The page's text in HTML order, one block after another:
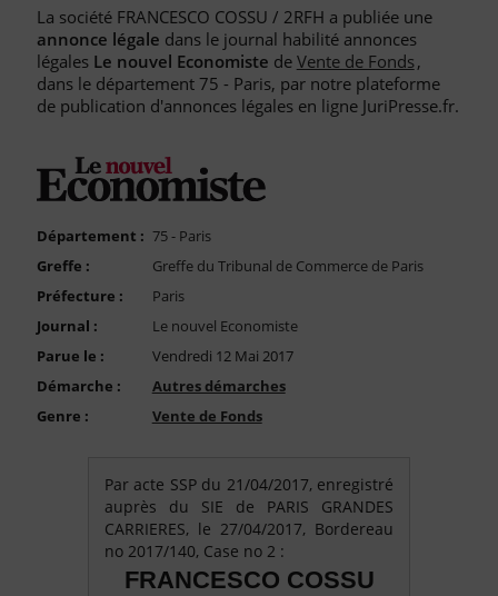
Départements pour la Publication d'Annonces Légales
Liste des Greffes
Liste des CCI
FAQ
Nous Contacter
Compte PRO
La société FRANCESCO COSSU / 2RFH a publiée une
annonce légale dans le journal habilité annonces
légales Le nouvel Economiste deVente de Fonds,
dans le département 75 - Paris, par notre plateforme
de publication d'annonces légales en ligne JuriPresse.fr.
Département : 75 - Paris
Greffe :
Greffe du Tribunal de Commerce de Paris
Préfecture :
Paris
Journal :
Le nouvel Economiste
Parue le :
Vendredi 12 Mai 2017
Démarche :
Autres démarches
Genre :
Vente de Fonds
Par acte SSP du 21/04/2017, enregistré
auprès du SIE de PARIS GRANDES
CARRIERES, le 27/04/2017, Bordereau
no 2017/140, Case no 2 :
FRANCESCO COSSU